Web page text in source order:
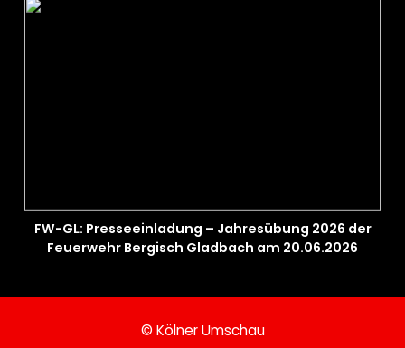
FW-GL: Presseeinladung – Jahresübung 2026 der
Feuerwehr Bergisch Gladbach am 20.06.2026
© Kölner Umschau